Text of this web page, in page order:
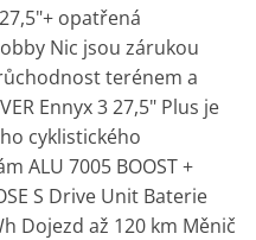
opatřená
Nic jsou zárukou
terénem a
Ennyx 3 27,5" Plus je
cyklistického
ALU 7005 BOOST +
S Drive Unit Baterie
Dojezd až 120 km Měnič